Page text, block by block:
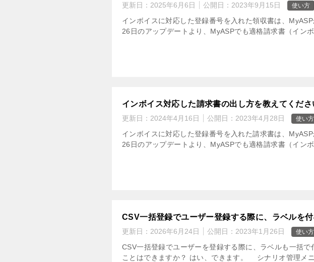
更新日： 2025年6月6日 公開日： 2023年9月15日 使い方
インボイスに対応した登録番号を入れた領収書は、
26日のアップデートより、MyASPでも適格請求書（イン
インボイス対応した請求書の出し方を教えてくださ
更新日： 2024年4月16日 公開日： 2023年4月28日 使い方
インボイスに対応した登録番号を入れた請求書は、
26日のアップデートより、MyASPでも適格請求書（イン
CSV一括登録でユーザー登録する際に、ラベルを
更新日： 2026年6月24日 公開日： 2023年1月26日 使い方
CSV一括登録でユーザーを登録する際に、ラベルも一括
ことはできますか？ はい、できます。 シナリオ管理